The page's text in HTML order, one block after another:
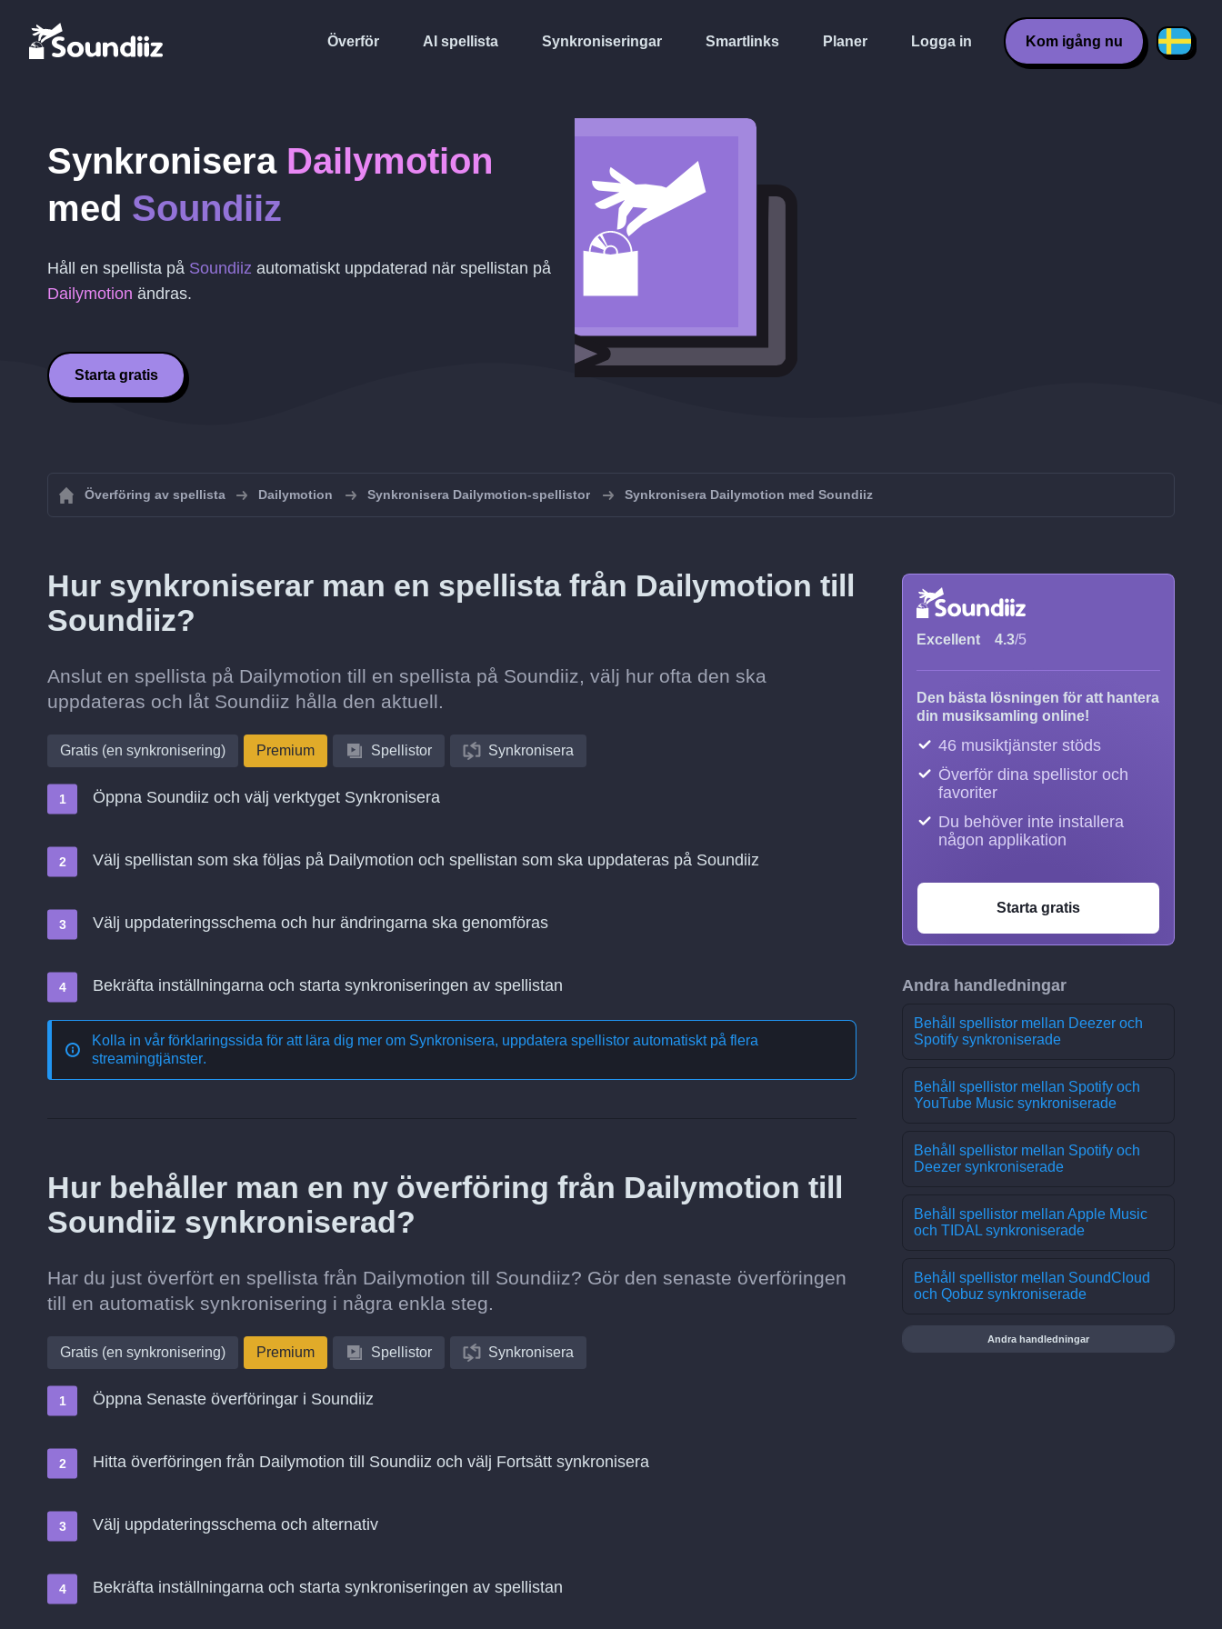
Överför AI spellista Synkroniseringar Smartlinks Planer Logga in Kom igång nu
Synkronisera Dailymotion
med Soundiiz
Håll en spellista på Soundiiz automatiskt uppdaterad när spellistan på
Dailymotion ändras.
Starta gratis
Överföring av spellista Dailymotion Synkronisera Dailymotion-spellistor Synkronisera Dailymotion med Soundiiz
Hur synkroniserar man en spellista från Dailymotion till
Soundiiz?
Anslut en spellista på Dailymotion till en spellista på Soundiiz, välj hur ofta den ska
uppdateras och låt Soundiiz hålla den aktuell.
Gratis (en synkronisering) Premium Spellistor Synkronisera
Öppna Soundiiz och välj verktyget Synkronisera
Välj spellistan som ska följas på Dailymotion och spellistan som ska uppdateras på Soundiiz
Välj uppdateringsschema och hur ändringarna ska genomföras
Bekräfta inställningarna och starta synkroniseringen av spellistan
Kolla in vår förklaringssida för att lära dig mer om Synkronisera, uppdatera spellistor automatiskt på flera
streamingtjänster.
Hur behåller man en ny överföring från Dailymotion till
Soundiiz synkroniserad?
Har du just överfört en spellista från Dailymotion till Soundiiz? Gör den senaste överföringen
till en automatisk synkronisering i några enkla steg.
Gratis (en synkronisering) Premium Spellistor Synkronisera
Öppna Senaste överföringar i Soundiiz
Hitta överföringen från Dailymotion till Soundiiz och välj Fortsätt synkronisera
Välj uppdateringsschema och alternativ
Bekräfta inställningarna och starta synkroniseringen av spellistan
Excellent 4.3/5
Den bästa lösningen för att hantera
din musiksamling online!
46 musiktjänster stöds
Överför dina spellistor och
favoriter
Du behöver inte installera
någon applikation
Starta gratis
Andra handledningar
Behåll spellistor mellan Deezer och
Spotify synkroniserade
Behåll spellistor mellan Spotify och
YouTube Music synkroniserade
Behåll spellistor mellan Spotify och
Deezer synkroniserade
Behåll spellistor mellan Apple Music
och TIDAL synkroniserade
Behåll spellistor mellan SoundCloud
och Qobuz synkroniserade
Andra handledningar